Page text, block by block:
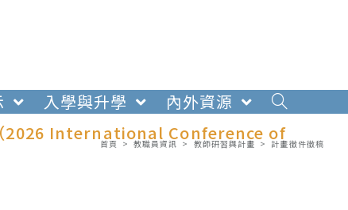
入學與升學
內外資源
（2026 International Conference of
首頁 > 教職員資訊 > 教師研習與計畫 > 計畫徵件徵稿